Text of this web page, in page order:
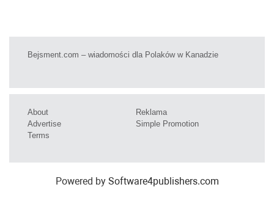
Bejsment.com – wiadomości dla Polaków w Kanadzie
About
Advertise
Terms
Reklama
Simple Promotion
Powered by Software4publishers.com